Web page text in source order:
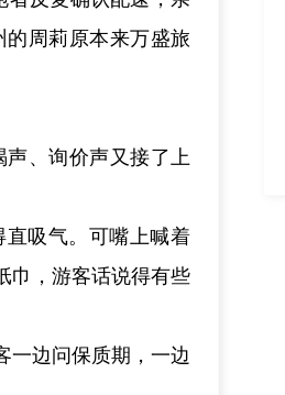
周莉原本来万盛旅
声、询价声又接了上
直吸气。可嘴上喊着
巾，游客话说得有些
一边问保质期，一边